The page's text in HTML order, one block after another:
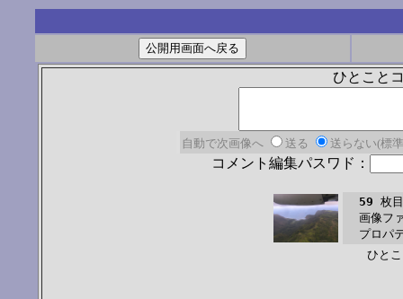
ひとこと
自動で次画像へ 送る 送らない(標
コメント編集パスワド：
59 枚
画像フ
プロパ
ひと